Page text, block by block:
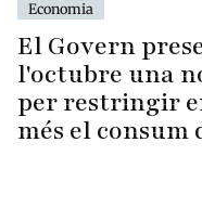
Economia
El Govern
l'octubre una
per restringir
més el consum